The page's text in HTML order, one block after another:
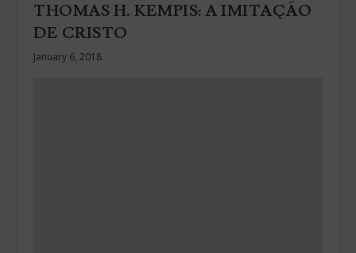
THOMAS H. KEMPIS: A IMITAÇÃO
DE CRISTO
January 6, 2018